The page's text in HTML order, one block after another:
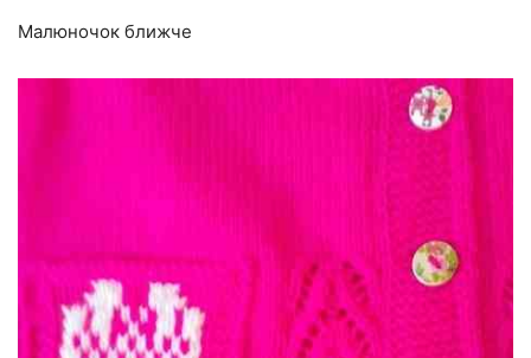
Малюночок ближче